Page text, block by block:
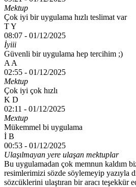
Mektup
Çok iyi bir uygulama hızlı teslimat var
T Y
08:07 - 01/12/2025
İyiii
Güvenli bir uygulama hep tercihim ;)
A A
02:55 - 01/12/2025
Mektup
Çok iyi çok hızlı
K D
02:11 - 01/12/2025
Mextup
Mükemmel bi uygulama
İ B
00:53 - 01/12/2025
Ulaşılmayan yere ulaşan mektuplar
Bu uygulamadan çok memnun kaldım
resimlerimizi sözde söylemeyip yazıyla
sözcüklerini ulaştıran bir aracı teşekkür